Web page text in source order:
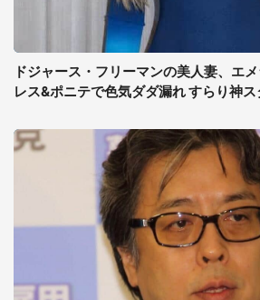
ドジャース・フリーマンの美人妻、エ
レス&ポニテで色気ダダ漏れ すらり神